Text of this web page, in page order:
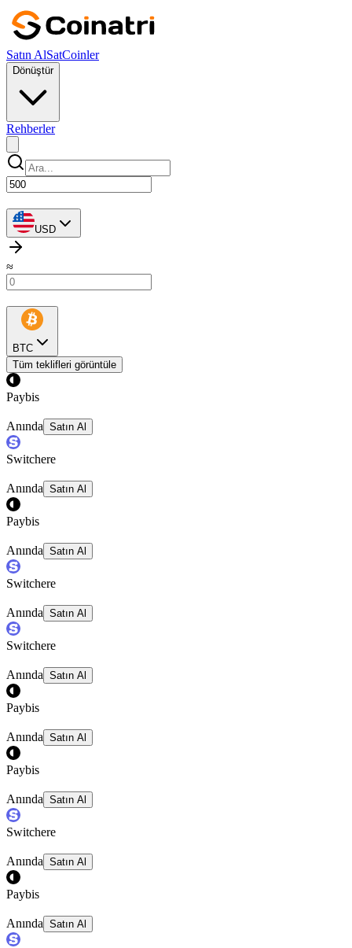
Satın AlSatCoinler
Dönüştür
Rehberler
USD
≈
BTC
Tüm teklifleri görüntüle
Paybis
Anında Satın Al
Switchere
Anında Satın Al
Paybis
Anında Satın Al
Switchere
Anında Satın Al
Switchere
Anında Satın Al
Paybis
Anında Satın Al
Paybis
Anında Satın Al
Switchere
Anında Satın Al
Paybis
Anında Satın Al